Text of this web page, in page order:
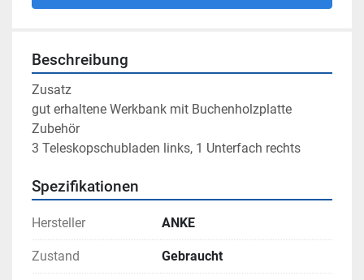
Beschreibung
Zusatz
gut erhaltene Werkbank mit Buchenholzplatte
Zubehör
3 Teleskopschubladen links, 1 Unterfach rechts
Spezifikationen
Hersteller ANKE
Zustand Gebraucht